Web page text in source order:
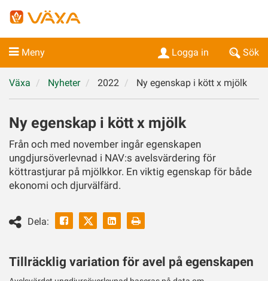
Meny Sök
Logga in
Växa Nyheter 2022 Ny egenskap i kött x mjölk
Ny egenskap i kött x mjölk
Från och med november ingår egenskapen
ungdjursöverlevnad i NAV:s avelsvärdering för
köttrastjurar på mjölkkor. En viktig egenskap för både
ekonomi och djurvälfärd.
Dela:
Facebook LinkedinSkriv
Tillräcklig variation för avel på egenskapen